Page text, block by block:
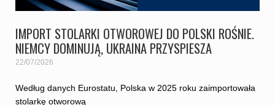
IMPORT STOLARKI OTWOROWEJ DO POLSKI ROŚNIE.
NIEMCY DOMINUJĄ, UKRAINA PRZYSPIESZA
22/07/2026
Według danych Eurostatu, Polska w 2025 roku zaimportowała
stolarkę otworową